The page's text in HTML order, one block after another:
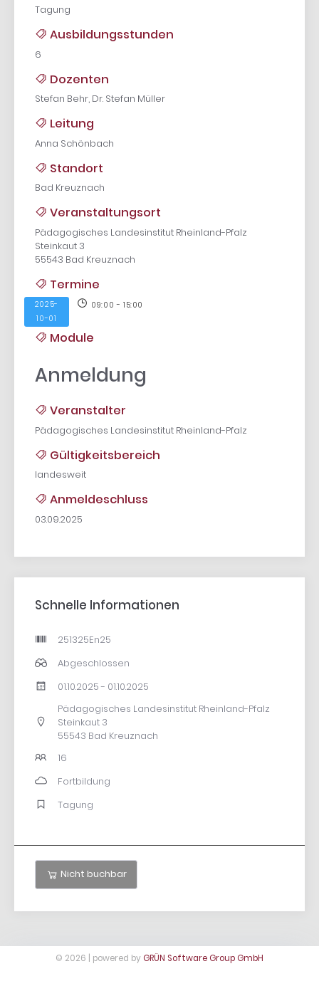
Tagung
Ausbildungsstunden
6
Dozenten
Stefan Behr, Dr. Stefan Müller
Leitung
Anna Schönbach
Standort
Bad Kreuznach
Veranstaltungsort
Pädagogisches Landesinstitut Rheinland-Pfalz
Steinkaut 3
55543 Bad Kreuznach
Termine
2025-
10-01
09:00 - 15:00
Module
Anmeldung
Veranstalter
Pädagogisches Landesinstitut Rheinland-Pfalz
Gültigkeitsbereich
landesweit
Anmeldeschluss
03.09.2025
Schnelle Informationen
251325En25
Abgeschlossen
01.10.2025 - 01.10.2025
Pädagogisches Landesinstitut Rheinland-Pfalz
Steinkaut 3
55543 Bad Kreuznach
16
Fortbildung
Tagung
Nicht buchbar
© 2026 | powered by GRÜN Software Group GmbH